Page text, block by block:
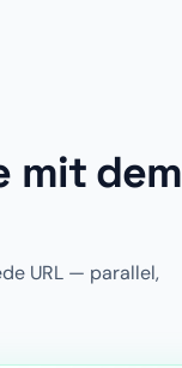
mit dem
URL — parallel,